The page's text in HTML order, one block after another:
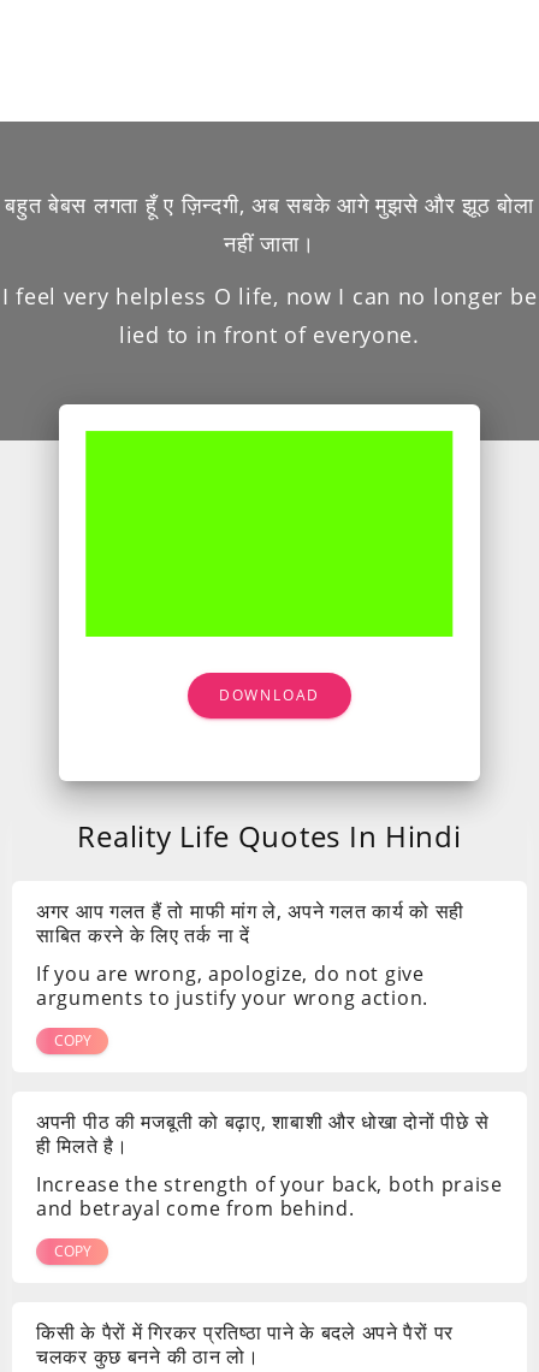
बहुत बेबस लगता हूँ ए ज़िन्दगी, अब सबके आगे मुझसे और झूठ बोला
नहीं जाता।
I feel very helpless O life, now I can no longer be
lied to in front of everyone.
DOWNLOAD
Reality Life Quotes In Hindi
अगर आप गलत हैं तो माफी मांग ले, अपने गलत कार्य को सही
साबित करने के लिए तर्क ना दें
If you are wrong, apologize, do not give
arguments to justify your wrong action.
COPY
अपनी पीठ की मजबूती को बढ़ाए, शाबाशी और धोखा दोनों पीछे से
ही मिलते है।
Increase the strength of your back, both praise
and betrayal come from behind.
COPY
किसी के पैरों में गिरकर प्रतिष्ठा पाने के बदले अपने पैरों पर
चलकर कुछ बनने की ठान लो।